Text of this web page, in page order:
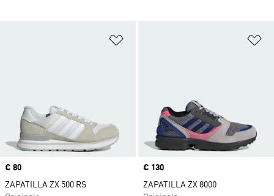
Precio
€ 80
ZAPATILLA ZX 500 RS
Precio
€ 130
ZAPATILLA ZX 8000